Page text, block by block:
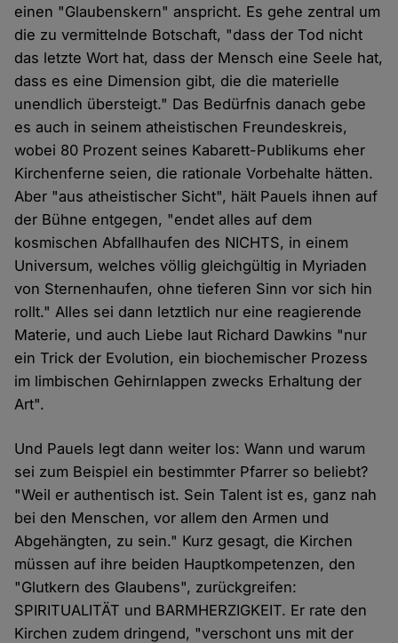
einen "Glaubenskern" anspricht. Es gehe zentral um
die zu vermittelnde Botschaft, "dass der Tod nicht
das letzte Wort hat, dass der Mensch eine Seele hat,
dass es eine Dimension gibt, die die materielle
unendlich übersteigt." Das Bedürfnis danach gebe
es auch in seinem atheistischen Freundeskreis,
wobei 80 Prozent seines Kabarett-Publikums eher
Kirchenferne seien, die rationale Vorbehalte hätten.
Aber "aus atheistischer Sicht", hält Pauels ihnen auf
der Bühne entgegen, "endet alles auf dem
kosmischen Abfallhaufen des NICHTS, in einem
Universum, welches völlig gleichgültig in Myriaden
von Sternenhaufen, ohne tieferen Sinn vor sich hin
rollt." Alles sei dann letztlich nur eine reagierende
Materie, und auch Liebe laut Richard Dawkins "nur
ein Trick der Evolution, ein biochemischer Prozess
im limbischen Gehirnlappen zwecks Erhaltung der
Art".
Und Pauels legt dann weiter los: Wann und warum
sei zum Beispiel ein bestimmter Pfarrer so beliebt?
"Weil er authentisch ist. Sein Talent ist es, ganz nah
bei den Menschen, vor allem den Armen und
Abgehängten, zu sein." Kurz gesagt, die Kirchen
müssen auf ihre beiden Hauptkompetenzen, den
"Glutkern des Glaubens", zurückgreifen:
SPIRITUALITÄT und BARMHERZIGKEIT. Er rate den
Kirchen zudem dringend, "verschont uns mit der